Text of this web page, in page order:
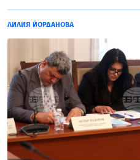
ЛИЛИЯ ЙОРДАНОВА